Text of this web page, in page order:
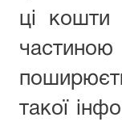
ці кошти
такої